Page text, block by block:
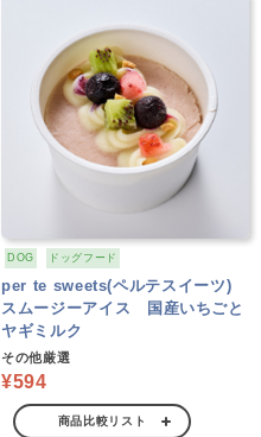
DOG ドッグフード
per te sweets(ペルテスイーツ)
スムージーアイス 国産いちごと
ヤギミルク
その他厳選
¥594
商品比較リスト